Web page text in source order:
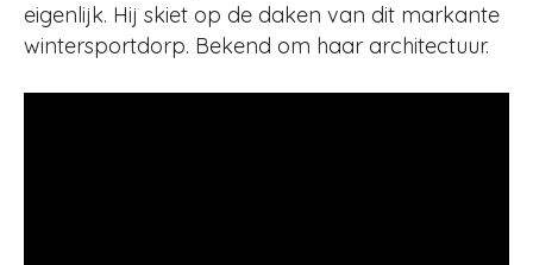
eigenlijk. Hij skiet op de daken van dit markante
wintersportdorp. Bekend om haar architectuur.